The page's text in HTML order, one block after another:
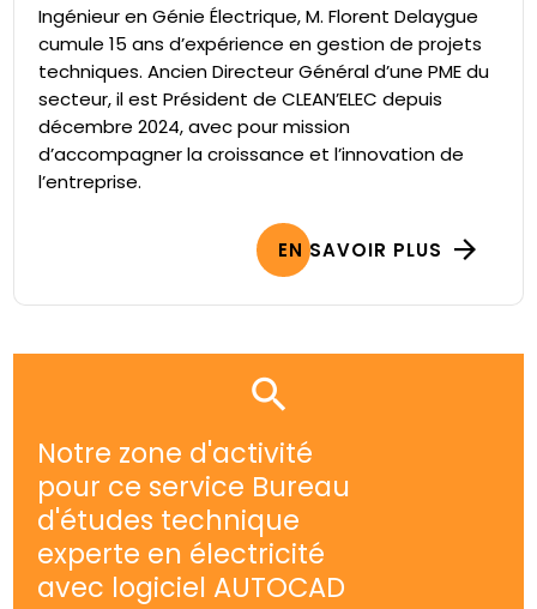
Ingénieur en Génie Électrique, M. Florent Delaygue
cumule 15 ans d’expérience en gestion de projets
techniques. Ancien Directeur Général d’une PME du
secteur, il est Président de CLEAN’ELEC depuis
décembre 2024, avec pour mission
d’accompagner la croissance et l’innovation de
l’entreprise.
EN SAVOIR PLUS
Notre zone d'activité
pour ce service Bureau
d'études technique
experte en électricité
avec logiciel AUTOCAD